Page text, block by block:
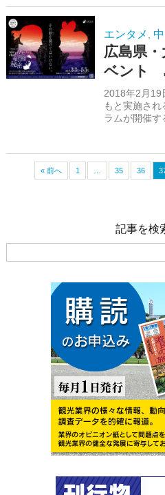
エンタメ
広島県
ベント
2018年2月19
もと実施さ
ラムが開催す
« 前へ 1 35 36
記事を検